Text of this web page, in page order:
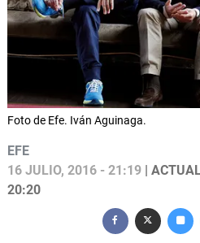
Foto de Efe. Iván Aguinaga.
EFE
16 JULIO, 2016 - 21:19 |
20:20